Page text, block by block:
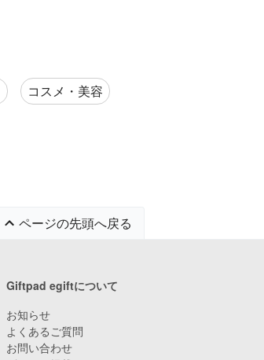
コスメ・美容
ページの先頭へ戻る
Giftpad egiftについて
お知らせ
よくあるご質問
お問い合わせ